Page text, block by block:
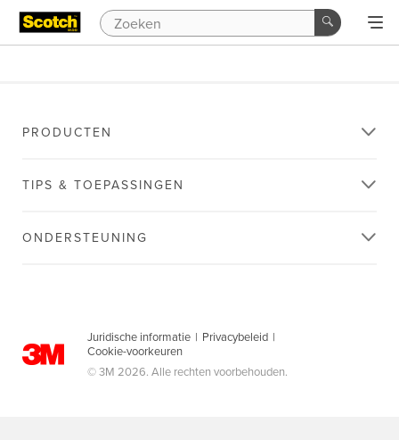
PRODUCTEN
TIPS & TOEPASSINGEN
ONDERSTEUNING
Juridische informatie | Privacybeleid |
Cookie-voorkeuren
© 3M 2026. Alle rechten voorbehouden.